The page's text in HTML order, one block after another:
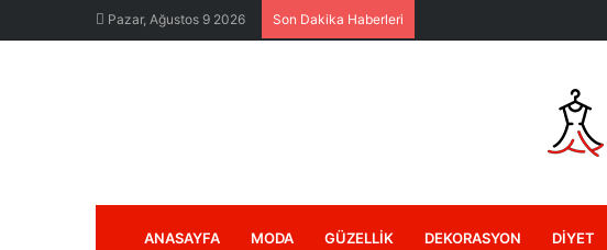
Pazar, Ağustos 9 2026 Son Dakika Haberleri
ANASAYFA MODA GÜZELLIK DEKORASYON DIYET